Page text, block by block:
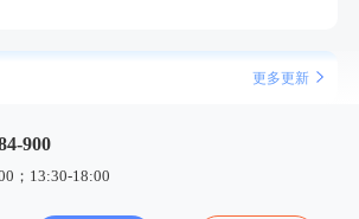
更多更新
900
；13:30-18:00